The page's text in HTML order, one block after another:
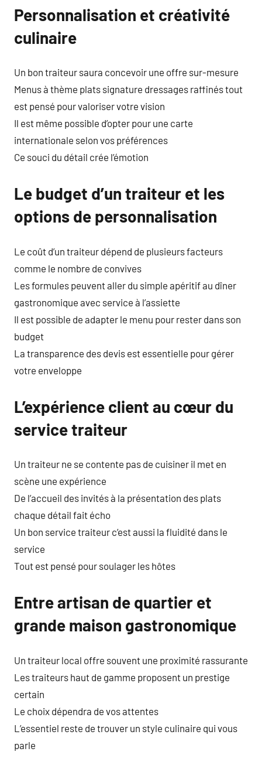
Personnalisation et créativité
culinaire
Un bon traiteur saura concevoir une offre sur-mesure
Menus à thème plats signature dressages raffinés tout
est pensé pour valoriser votre vision
Il est même possible d’opter pour une carte
internationale selon vos préférences
Ce souci du détail crée l’émotion
Le budget d’un traiteur et les
options de personnalisation
Le coût d’un traiteur dépend de plusieurs facteurs
comme le nombre de convives
Les formules peuvent aller du simple apéritif au dîner
gastronomique avec service à l’assiette
Il est possible de adapter le menu pour rester dans son
budget
La transparence des devis est essentielle pour gérer
votre enveloppe
L’expérience client au cœur du
service traiteur
Un traiteur ne se contente pas de cuisiner il met en
scène une expérience
De l’accueil des invités à la présentation des plats
chaque détail fait écho
Un bon service traiteur c’est aussi la fluidité dans le
service
Tout est pensé pour soulager les hôtes
Entre artisan de quartier et
grande maison gastronomique
Un traiteur local offre souvent une proximité rassurante
Les traiteurs haut de gamme proposent un prestige
certain
Le choix dépendra de vos attentes
L’essentiel reste de trouver un style culinaire qui vous
parle